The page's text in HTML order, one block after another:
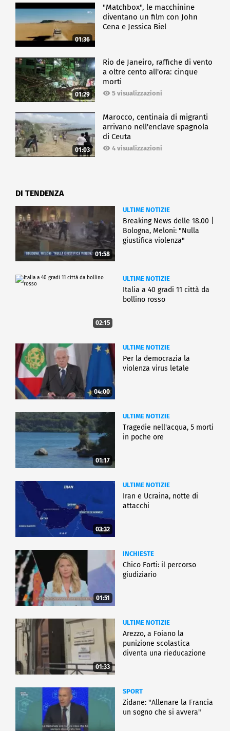
01:36
"Matchbox", le macchinine
diventano un film con John
Cena e Jessica Biel
01:29
Rio de Janeiro, raffiche di vento
a oltre cento all'ora: cinque
morti
5 visualizzazioni
01:03
Marocco, centinaia di migranti
arrivano nell'enclave spagnola
di Ceuta
4 visualizzazioni
DI TENDENZA
01:58
ULTIME NOTIZIE
Breaking News delle 18.00 |
Bologna, Meloni: "Nulla
giustifica violenza"
02:15
ULTIME NOTIZIE
Italia a 40 gradi 11 città da
bollino rosso
04:00
ULTIME NOTIZIE
Per la democrazia la
violenza virus letale
01:17
ULTIME NOTIZIE
Tragedie nell'acqua, 5 morti
in poche ore
03:32
ULTIME NOTIZIE
Iran e Ucraina, notte di
attacchi
01:51
INCHIESTE
Chico Forti: il percorso
giudiziario
01:33
ULTIME NOTIZIE
Arezzo, a Foiano la
punizione scolastica
diventa una rieducazione
SPORT
Zidane: "Allenare la Francia
un sogno che si avvera"